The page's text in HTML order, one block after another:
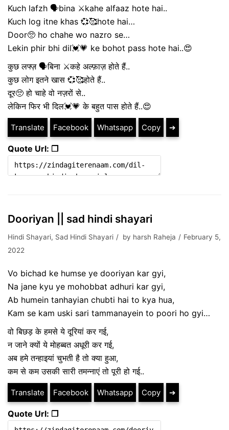
Kuch lafzh 🗣️bina ⚔️kahe alfaaz hote hai..
Kuch log itne khas 💞🥰hote hai…
Door🥺 ho chahe wo nazro se…
Lekin phir bhi dil💓💗 ke bohot pass hote hai..😍
कुछ लफ्ज़ 🗣बिना ⚔कहे अल्फ़ाज़ होते हैं..
कुछ लोग इतने खास 💞🥰होते हैं..
दूर🥺 हो चाहे वो नज़रों से..
लेकिन फिर भी दिल💓💗 के बहुत पास होते हैं..😍
Translate Facebook Whatsapp Copy ➔
Quote Url: ❐
Dooriyan || sad hindi shayari
Hindi Shayari, Sad Hindi Shayari by harsh Raheja
February 5,
2022
Vo bichad ke humse ye dooriyan kar gyi,
Na jane kyu ye mohobbat adhuri kar gyi,
Ab humein tanhayian chubti hai to kya hua,
Kam se kam uski sari tammanayein to poori ho gyi…
वो बिछड़ के हमसे ये दूरियां कर गई,
न जाने क्यों ये मोहब्बत अधूरी कर गई,
अब हमे तन्हाइयां चुभती है तो क्या हुआ,
कम से कम उसकी सारी तमन्नाएं तो पूरी हो गई..
Translate Facebook Whatsapp Copy ➔
Quote Url: ❐